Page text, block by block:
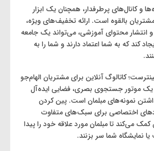
و کانال‌های پرطرفدار، همچنان یک ابزار
بالقوه است. ارائه تخفیف‌های ویژه،
انتشار محتوای آموزشی، می‌تواند یک جامعه
کند که به شما اعتماد دارند و شما را به
کاتالوگ آنلاین برای مشتریان الهام‌جو
یک موتور جستجوی بصری، فضایی ایده‌آل
نمونه‌های مبلمان است. پین کردن
اختصاصی برای سبک‌های متفاوت
کمک می‌کند تا مبلمان مورد علاقه خود را پیدا
نمایشگاه شما سر بزنند.